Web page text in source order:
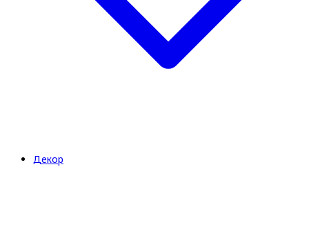
Декор